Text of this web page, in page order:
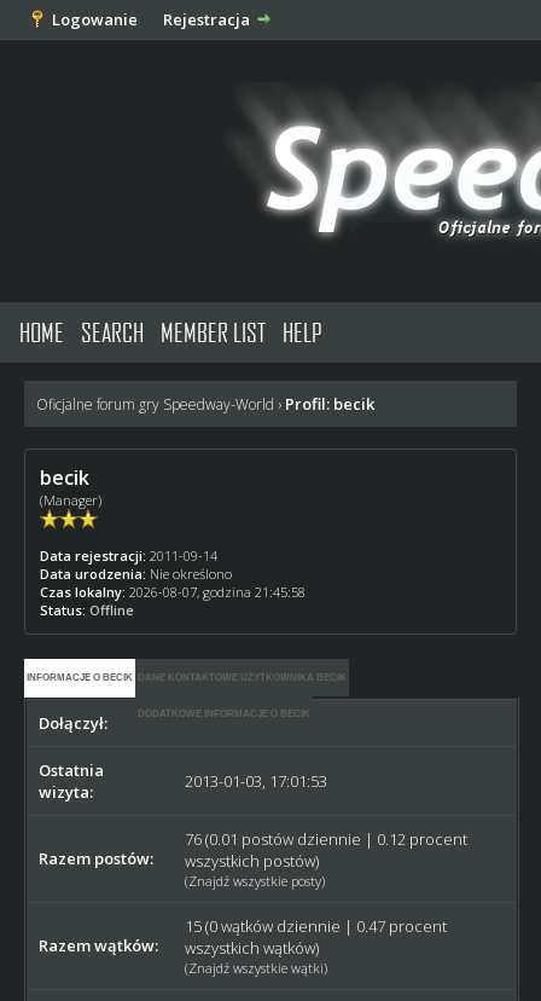
Logowanie Rejestracja
HOME SEARCH MEMBER LIST HELP
Oficjalne forum gry Speedway-World › Profil: becik
becik
(Manager)
Data rejestracji: 2011-09-14
Data urodzenia: Nie określono
Czas lokalny: 2026-08-07, godzina 21:45:58
Status: Offline
INFORMACJE O BECIK DANE KONTAKTOWE UŻYTKOWNIKA BECIK
DODATKOWE INFORMACJE O BECIK
Dołączył: 2011-09-14
Ostatnia
wizyta:
2013-01-03, 17:01:53
Razem postów:
76 (0.01 postów dziennie | 0.12 procent
wszystkich postów)
(Znajdź wszystkie posty)
Razem wątków:
15 (0 wątków dziennie | 0.47 procent
wszystkich wątków)
(Znajdź wszystkie wątki)